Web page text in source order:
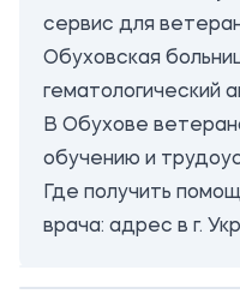
сервис для
Обуховская
гематологический
В Обухове
обучению и
Где получить
врача: адрес в г.